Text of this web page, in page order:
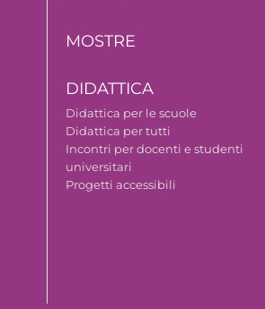
MOSTRE
DIDATTICA
Didattica per le scuole
Didattica per tutti
Incontri per docenti e studenti
universitari
Progetti accessibili